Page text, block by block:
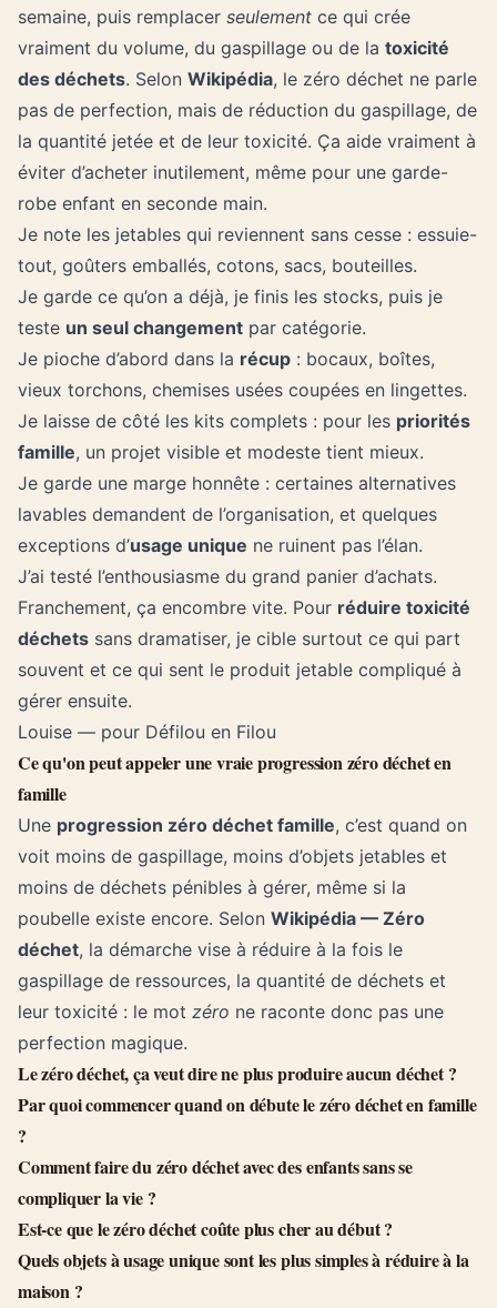
semaine, puis remplacer seulement ce qui crée
vraiment du volume, du gaspillage ou de la toxicité
des déchets. Selon Wikipédia, le zéro déchet ne parle
pas de perfection, mais de réduction du gaspillage, de
la quantité jetée et de leur toxicité. Ça aide vraiment à
éviter d’acheter inutilement, même pour une garde-
robe enfant en seconde main.
Je note les jetables qui reviennent sans cesse : essuie-
tout, goûters emballés, cotons, sacs, bouteilles.
Je garde ce qu’on a déjà, je finis les stocks, puis je
teste un seul changement par catégorie.
Je pioche d’abord dans la récup : bocaux, boîtes,
vieux torchons, chemises usées coupées en lingettes.
Je laisse de côté les kits complets : pour les priorités
famille, un projet visible et modeste tient mieux.
Je garde une marge honnête : certaines alternatives
lavables demandent de l’organisation, et quelques
exceptions d’usage unique ne ruinent pas l’élan.
J’ai testé l’enthousiasme du grand panier d’achats.
Franchement, ça encombre vite. Pour réduire toxicité
déchets sans dramatiser, je cible surtout ce qui part
souvent et ce qui sent le produit jetable compliqué à
gérer ensuite.
Louise — pour Défilou en Filou
Ce qu'on peut appeler une vraie progression zéro déchet en
famille
Une progression zéro déchet famille, c’est quand on
voit moins de gaspillage, moins d’objets jetables et
moins de déchets pénibles à gérer, même si la
poubelle existe encore. Selon Wikipédia — Zéro
déchet, la démarche vise à réduire à la fois le
gaspillage de ressources, la quantité de déchets et
leur toxicité : le mot zéro ne raconte donc pas une
perfection magique.
Le zéro déchet, ça veut dire ne plus produire aucun déchet ?
Par quoi commencer quand on débute le zéro déchet en famille
?
Comment faire du zéro déchet avec des enfants sans se
compliquer la vie ?
Est-ce que le zéro déchet coûte plus cher au début ?
Quels objets à usage unique sont les plus simples à réduire à la
maison ?